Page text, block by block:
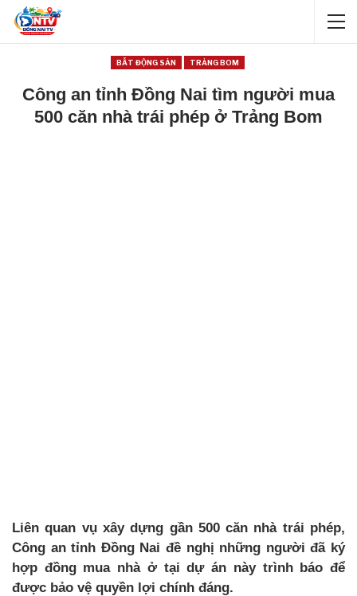
BẤT ĐỘNG SẢN TRẢNG BOM
Công an tỉnh Đồng Nai tìm người mua
500 căn nhà trái phép ở Trảng Bom
Liên quan vụ xây dựng gần 500 căn nhà trái phép,
Công an tỉnh Đồng Nai đề nghị những người đã ký
hợp đồng mua nhà ở tại dự án này trình báo để
được bảo vệ quyền lợi chính đáng.